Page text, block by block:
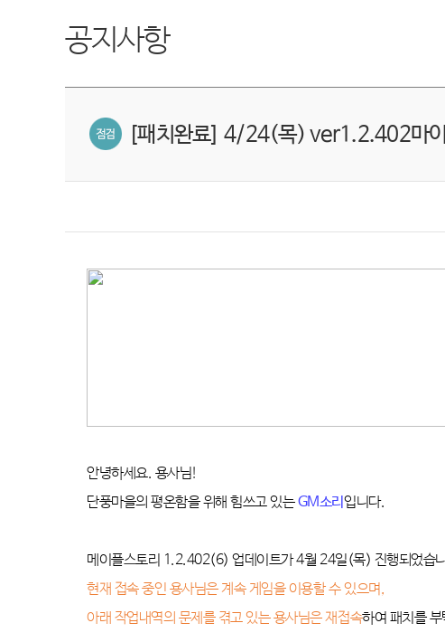
공지사항
[패치완료] 4/24(목) ver1.2.402마
안녕하세요. 용사님!
단풍마을의 평온함을 위해 힘쓰고 있는GM소리입니다.
메이플스토리 1.2.402(6)업데이트가 4월 24일(목) 진행되었습
현재 접속 중인 용사님은 계속 게임을 이용할 수 있으며,
아래 작업내역의 문제를 겪고 있는 용사님은 재접속하여 패치를